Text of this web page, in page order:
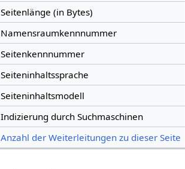
Seitenlänge (in Bytes)
Namensraumkennnummer
Seitenkennnummer
Seiteninhaltssprache
Seiteninhaltsmodell
Indizierung durch Suchmaschinen
Anzahl der Weiterleitungen zu dieser Seite